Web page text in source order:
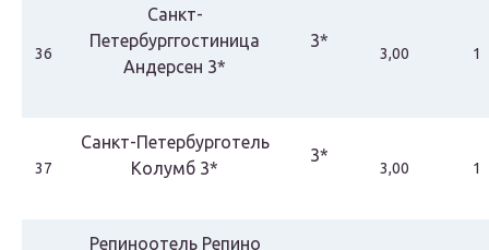
36
Санкт-
Петербурггостиница
Андерсен 3*
3*
3,00 1
37
Санкт-Петербурготель
Колумб 3*
3*
3,00 1
Репиноотель Репино